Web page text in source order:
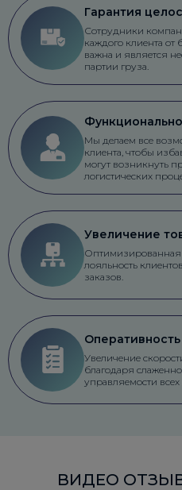
Гарантия
Сотрудники
каждого клиента от
важна и является
партии груза.
Мы делаем все
клиента, чтобы
могут возникнуть
логистических
Увеличение
Оптимизированная
лояльность
заказов.
Оперативность
Увеличение
благодаря
управляемости
ВИДЕО